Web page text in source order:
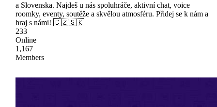
a Slovenska. Najdeš u nás spoluhráče, aktivní chat, voice
roomky, eventy, soutěže a skvělou atmosféru. Přidej se k nám a
hraj s námi! 🇨🇿🇸🇰
233
Online
1,167
Members